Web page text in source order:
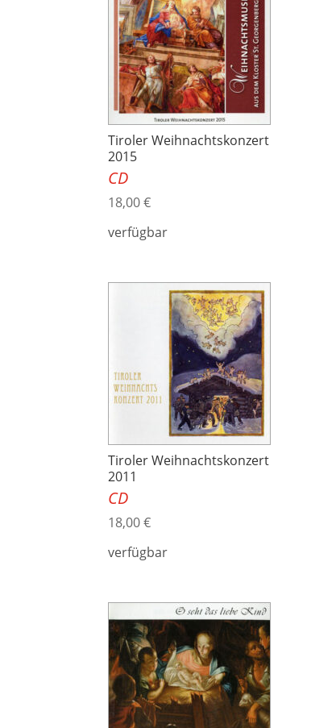
Tiroler Weihnachtskonzert
2015
CD
18,00€
verfügbar
Tiroler Weihnachtskonzert
2011
CD
18,00€
verfügbar